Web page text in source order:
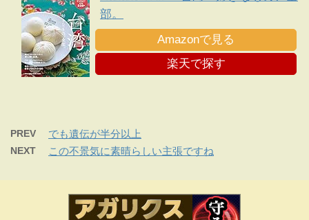
部。
Amazonで見る
楽天で探す
PREV でも遺伝が半分以上
NEXT この不景気に素晴らしい主張ですね